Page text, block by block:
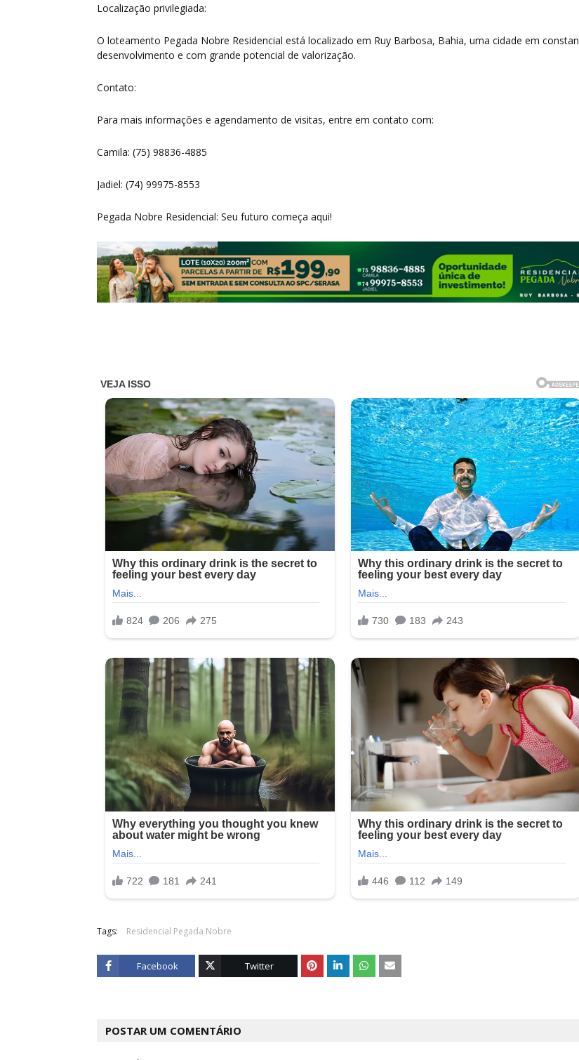
Localização privilegiada:
O loteamento Pegada Nobre Residencial está localizado em Ruy Barbosa, Bahia, uma cidade em
desenvolvimento e com grande potencial de valorização.
Contato:
Para mais informações e agendamento de visitas, entre em contato com:
Camila: (75) 98836-4885
Jadiel: (74) 99975-8553
Pegada Nobre Residencial: Seu futuro começa aqui!
Tags: Residencial Pegada Nobre
Facebook Twitter
POSTAR UM COMENTÁRIO